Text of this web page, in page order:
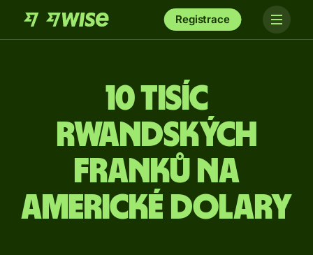
Registrace
10 tisíc
rwandských
franků na
americké dolary